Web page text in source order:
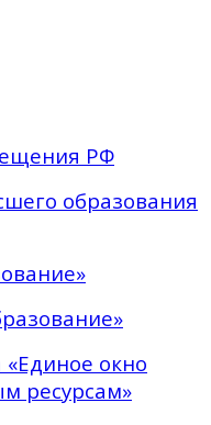
РФ
образования
окно
ресурсам»